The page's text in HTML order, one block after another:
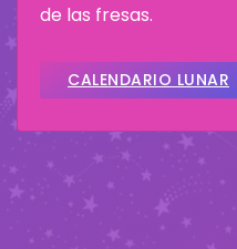
de las fresas.
CALENDARIO LUNAR